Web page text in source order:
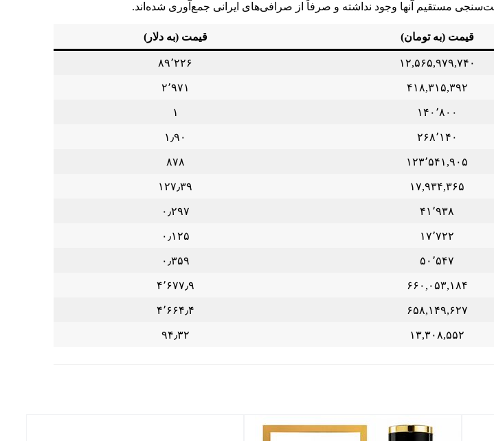
مستقیم آنها وجود نداشته و صرفاً از صرافی‌های ایرانی جمع‌آوری شده‌اند.
قیمت (به تومان) قیمت (به دلار)
۱۲,۵۶۵,۹۷۹,۷۴۰ ۸۹٬۲۲۶
۴۱۸,۳۱۵,۳۹۲ ۲٬۹۷۱
۱۴۰٬۸۰۰ ۱
۲۶۸٬۱۴۰ ۱٫۹۰
۱۲۳٬۵۴۱,۹۰۵ ۸۷۸
۱۷,۹۳۴,۳۶۵ ۱۲۷٫۳۹
۴۱٬۹۳۸ ۰٫۲۹۷
۱۷٬۷۲۲ ۰٫۱۲۵
۵۰٬۵۴۷ ۰٫۳۵۹
۶۶۰,۰۵۳,۱۸۴ ۴٬۶۷۷٫۹
۶۵۸,۱۴۹,۶۲۷ ۴٬۶۶۴٫۴
۱۳,۳۰۸,۵۵۲ ۹۴٫۳۲